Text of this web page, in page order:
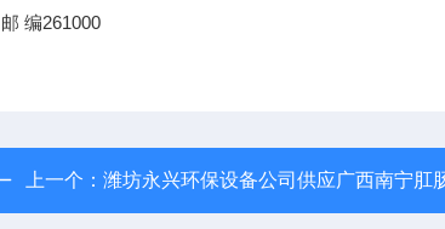
邮 编261000
上一个： 潍坊永兴环保设备公司供应广西南宁肛肠医院消毒设备二氧化氯